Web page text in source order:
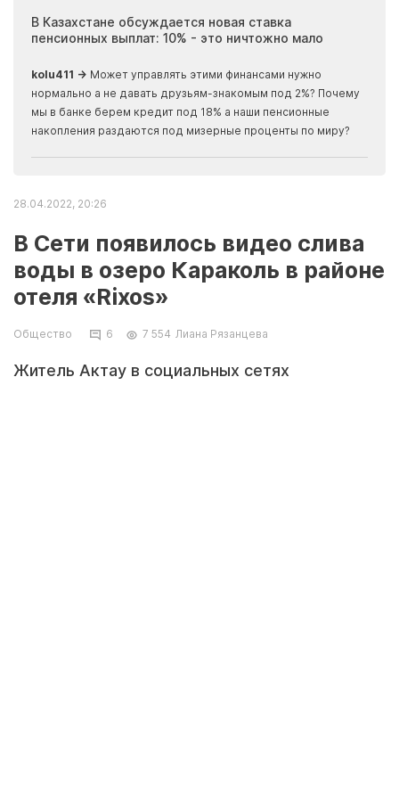
В Казахстане обсуждается новая ставка
пенсионных выплат: 10% - это ничтожно мало
kolu411 → Может управлять этими финансами нужно
нормально а не давать друзьям-знакомым под 2%? Почему
мы в банке берем кредит под 18% а наши пенсионные
накопления раздаются под мизерные проценты по миру?
28.04.2022, 20:26
В Сети появилось видео слива
воды в озеро Караколь в районе
отеля «Rixos»
Общество 6 7 554 Лиана Рязанцева
Житель Актау в социальных сетях